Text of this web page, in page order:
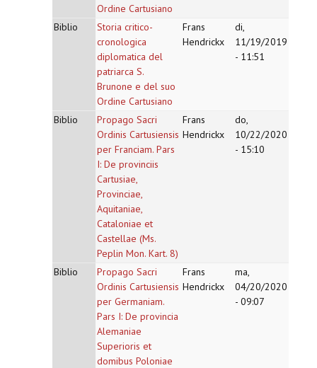
Ordine Cartusiano
Biblio
Storia critico-
cronologica
diplomatica del
patriarca S.
Brunone e del suo
Ordine Cartusiano
Frans
Hendrickx
di,
11/19/2019
- 11:51
Biblio
Propago Sacri
Ordinis Cartusiensis
per Franciam. Pars
I: De provinciis
Cartusiae,
Provinciae,
Aquitaniae,
Cataloniae et
Castellae (Ms.
Peplin Mon. Kart. 8)
Frans
Hendrickx
do,
10/22/2020
- 15:10
Biblio
Propago Sacri
Ordinis Cartusiensis
per Germaniam.
Pars I: De provincia
Alemaniae
Superioris et
domibus Poloniae
Frans
Hendrickx
ma,
04/20/2020
- 09:07